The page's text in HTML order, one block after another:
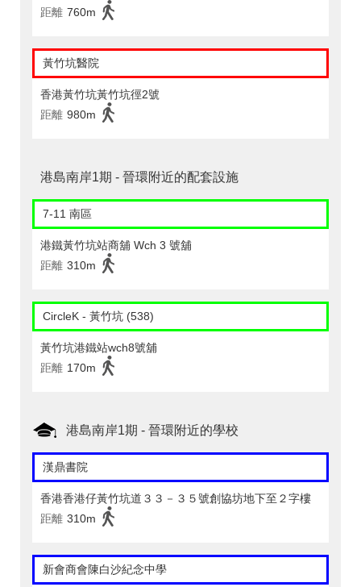
距離 760m
黃竹坑醫院
香港黃竹坑黃竹坑徑2號
距離 980m
港島南岸1期 - 晉環附近的配套設施
7-11 南區
港鐵黃竹坑站商舖 Wch 3 號舖
距離 310m
CircleK - 黃竹坑 (538)
黃竹坑港鐵站wch8號舖
距離 170m
港島南岸1期 - 晉環附近的學校
漢鼎書院
香港香港仔黃竹坑道３３－３５號創協坊地下至２字樓
距離 310m
新會商會陳白沙紀念中學